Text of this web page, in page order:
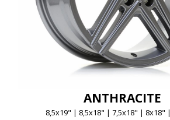
ANTHRACITE
8,5x19" | 8,5x18" | 7,5x18" | 8x18"